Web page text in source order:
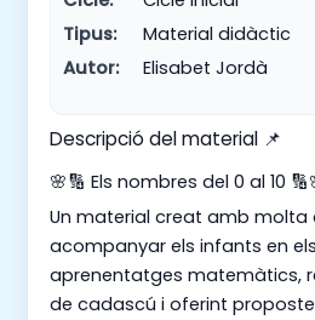
Tipus:
Material didàctic
Autor:
Elisabet Jordà
Descripció del material 📌
🌸🔢 Els nombres del 0 al 10
Un material creat amb molta
acompanyar els infants en
aprenentatges matemàtics,
de cadascú i oferint